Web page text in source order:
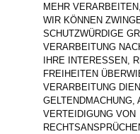
MEHR
WIR KÖNNEN
SCHUTZWÜRDIGE
VERARBEITUNG
IHRE INTERESSEN,
FREIHEITEN
VERARBEITUNG
GELTENDMACHUNG,
VERTEIDIGUNG VON